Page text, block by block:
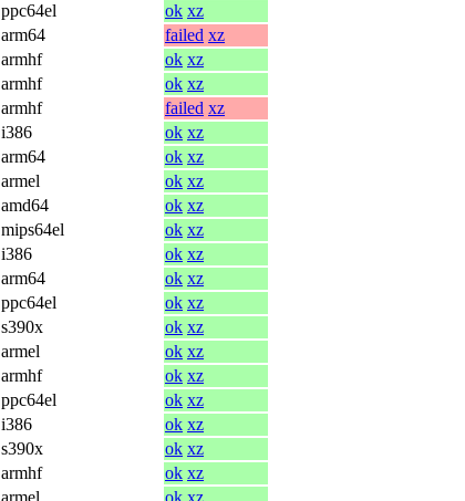
ppc64el ok xz
arm64 failed xz
armhf ok xz
armhf ok xz
armhf failed xz
i386 ok xz
arm64 ok xz
armel ok xz
amd64 ok xz
mips64el ok xz
i386 ok xz
arm64 ok xz
ppc64el ok xz
s390x ok xz
armel ok xz
armhf ok xz
ppc64el ok xz
i386 ok xz
s390x ok xz
armhf ok xz
armel ok xz